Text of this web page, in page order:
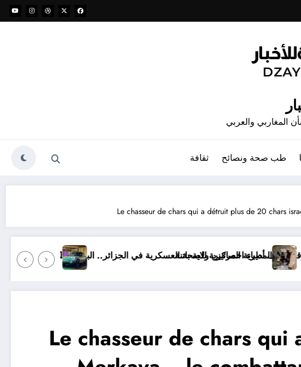
المغاربي والعربي
طب صحة ونصائح ثقافة
Le chasseur de chars qui a détruit plus de 20 chars
ولاية باتنة
للصحة العسكرية في الجزائر.. البيانات الكاملةالسيارة الكهربائية MINI Aceman
Le chasseur de chars